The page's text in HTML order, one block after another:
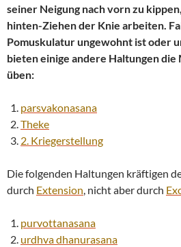
seiner Neigung nach vorn zu
hinten-Ziehen der Knie arbeiten.
Pomuskulatur ungewohnt ist oder
bieten einige andere Haltungen die
üben:
parsvakonasana
Theke
2. Kriegerstellung
Die folgenden Haltungen kräftigen
durch Extension, nicht aber durch
purvottanasana
urdhvadhanurasana